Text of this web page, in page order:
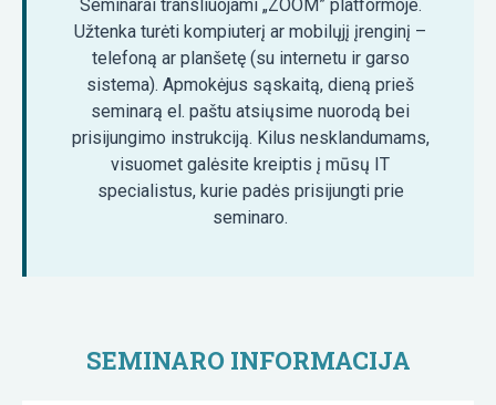
Seminarai transliuojami „ZOOM” platformoje.
Užtenka turėti kompiuterį ar mobilųjį įrenginį –
telefoną ar planšetę (su internetu ir garso
sistema). Apmokėjus sąskaitą, dieną prieš
seminarą el. paštu atsiųsime nuorodą bei
prisijungimo instrukciją. Kilus nesklandumams,
visuomet galėsite kreiptis į mūsų IT
specialistus, kurie padės prisijungti prie
seminaro.
SEMINARO INFORMACIJA